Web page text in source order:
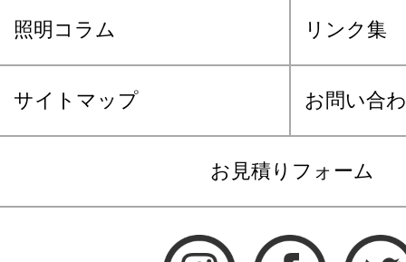
照明コラム リンク集
サイトマップ お問い合
お見積りフォーム